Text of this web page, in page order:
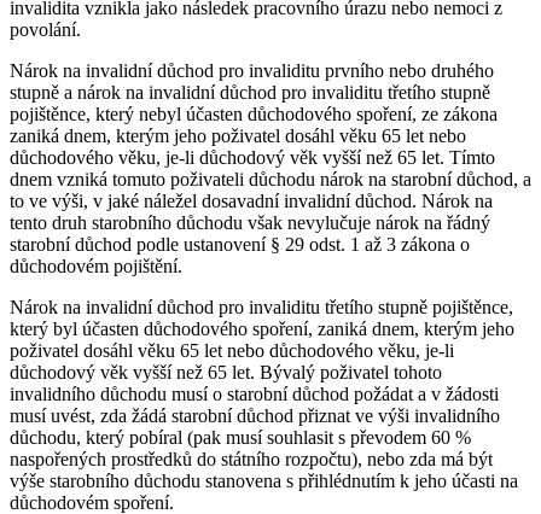
invalidita vznikla jako následek pracovního úrazu nebo nemoci z
povolání.
Nárok na invalidní důchod pro invaliditu prvního nebo druhého
stupně a nárok na invalidní důchod pro invaliditu třetího stupně
pojištěnce, který nebyl účasten důchodového spoření, ze zákona
zaniká dnem, kterým jeho poživatel dosáhl věku 65 let nebo
důchodového věku, je-li důchodový věk vyšší než 65 let. Tímto
dnem vzniká tomuto poživateli důchodu nárok na starobní důchod, a
to ve výši, v jaké náležel dosavadní invalidní důchod. Nárok na
tento druh starobního důchodu však nevylučuje nárok na řádný
starobní důchod podle ustanovení § 29 odst. 1 až 3 zákona o
důchodovém pojištění.
Nárok na invalidní důchod pro invaliditu třetího stupně pojištěnce,
který byl účasten důchodového spoření, zaniká dnem, kterým jeho
poživatel dosáhl věku 65 let nebo důchodového věku, je-li
důchodový věk vyšší než 65 let. Bývalý poživatel tohoto
invalidního důchodu musí o starobní důchod požádat a v žádosti
musí uvést, zda žádá starobní důchod přiznat ve výši invalidního
důchodu, který pobíral (pak musí souhlasit s převodem 60 %
naspořených prostředků do státního rozpočtu), nebo zda má být
výše starobního důchodu stanovena s přihlédnutím k jeho účasti na
důchodovém spoření.